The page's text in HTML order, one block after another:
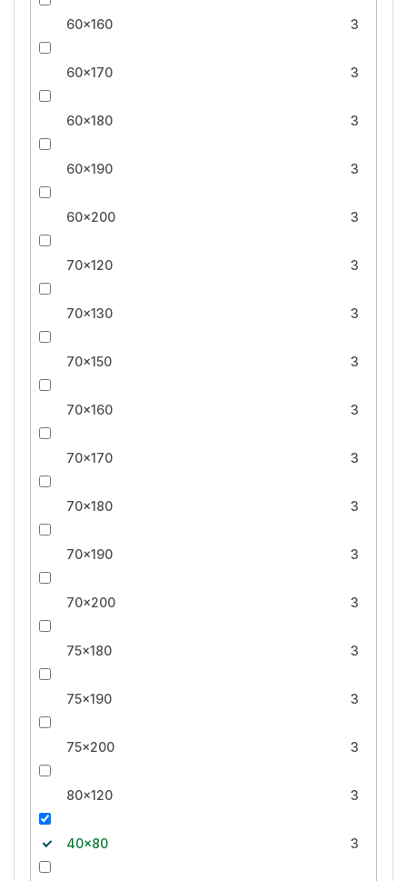
60x160 3
60x170 3
60x180 3
60x190 3
60x200 3
70x120 3
70x130 3
70x150 3
70x160 3
70x170 3
70x180 3
70x190 3
70x200 3
75x180 3
75x190 3
75x200 3
80x120 3
40x80 3